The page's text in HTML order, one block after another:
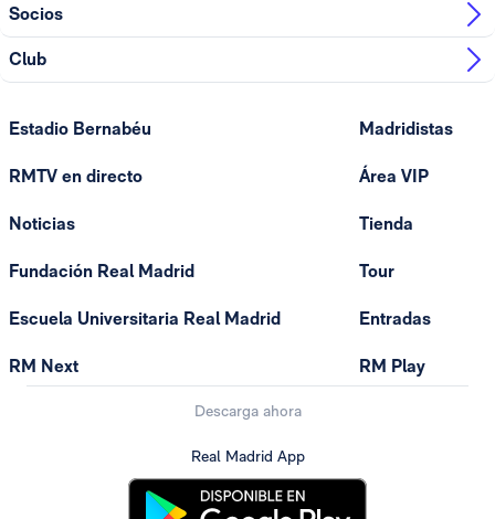
Socios
Club
Estadio Bernabéu
RMTV en directo
Noticias
Fundación Real Madrid
Escuela Universitaria Real Madrid
RM Next
Madridistas
Área VIP
Tienda
Tour
Entradas
RM Play
Descarga ahora
Real Madrid App